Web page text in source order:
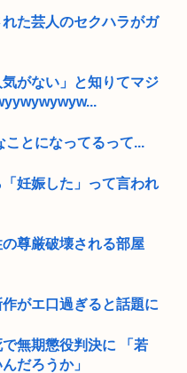
れた芸人のセクハラがガ
気がない」と知りてマジ
とになってるって...
妊娠した」って言われ
の尊厳破壊される部屋
がエ口過ぎると話題に
無期懲役判決に 「若
だろうか」